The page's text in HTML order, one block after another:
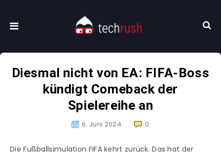
Diesmal nicht von EA: FIFA-Boss
kündigt Comeback der
Spielereihe an
6. Juni 2024 0
Die Fußballsimulation FIFA kehrt zurück. Das hat der